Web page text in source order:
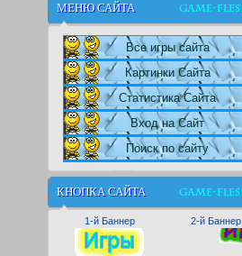
МЕНЮ САЙТА
Все игры сайта
Картинки Сайта
Статистика Сайта
Вход на Сайт
Поиск по сайту
КНОПКА САЙТА
1-й Баннер 2-й Баннер